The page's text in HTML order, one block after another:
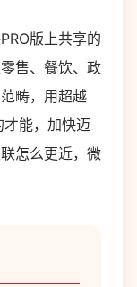
版上共享的
售、餐饮、政
畴，用超越
能，加快迈
怎么更近，微